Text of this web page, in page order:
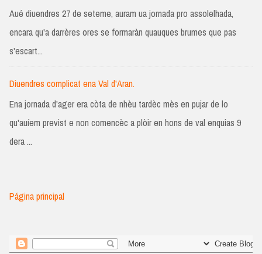
Aué diuendres 27 de seteme, auram ua jornada pro assolelhada,
encara qu'a darrères ores se formaràn quauques brumes que pas
s'escart...
Diuendres complicat ena Val d'Aran.
Ena jornada d'ager era còta de nhèu tardèc mès en pujar de lo
qu'auíem previst e non comencèc a plòir en hons de val enquias 9
dera ...
Página principal